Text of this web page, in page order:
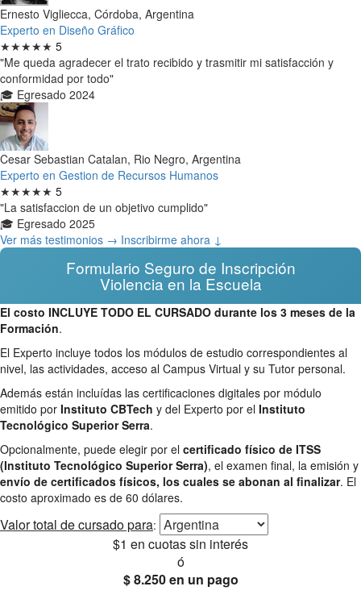
Ernesto Vigliecca, Córdoba, Argentina
Experto en Diseño Gráfico
★★★★★ 5
"Me queda agradecer el trato recibido y trasmitir mi satisfacción y
conformidad por todo"
🎓 Egresado 2024
Cesar Sebastian Catalan, Rio Negro, Argentina
Experto en Gestion de Recursos Humanos
★★★★★ 5
"La satisfaccion de un objetivo cumplido"
🎓 Egresado 2025
Ver más testimonios → Inscribirme ahora ↓
Formulario Seguro de Inscripción
Violencia en la Escuela
El costo INCLUYE TODO EL CURSADO durante los 3 meses de la
Formación.
El Experto incluye todos los módulos de estudio correspondientes al
nivel, las actividades, acceso al Campus Virtual y su Tutor personal.
Además están incluídas las certificaciones digitales por módulo
emitido por Instituto CBTech y del Experto por el Instituto
Tecnológico Superior Serra.
Opcionalmente, puede elegir por el certificado físico de ITSS
(Instituto Tecnológico Superior Serra), el examen final, la emisión y
envío de certificados físicos, los cuales se abonan al finalizar. El
costo aproximado es de 60 dólares.
Valor total de cursado para:
$1 en cuotas sin interés
ó
$ 8.250en un pago